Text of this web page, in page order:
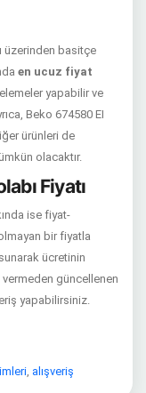
üzerinden basitçe
en ucuz fiyat
yapabilir ve
Beko 674580 EI
ürünleri de
olacaktır.
Fiyatı
ise fiyat-
bir fiyatla
ücretinin
vermeden güncellenen
yapabilirsiniz.
, alışveriş